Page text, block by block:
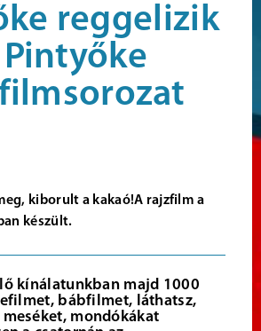
reggelizik
Pintyőke
kiborult a kakaó!A rajzfilm a
készült.
kínálatunkban majd 1000
bábfilmet, láthatsz,
mondókákat